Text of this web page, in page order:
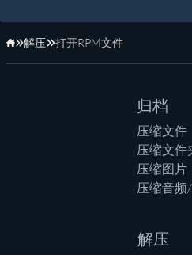
主页
解压 打开RPM文件
归档
压缩文件
压缩文件
压缩图片
压缩音频
解压